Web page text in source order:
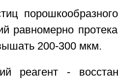
равномерно
200-300 мкм.
реагент -